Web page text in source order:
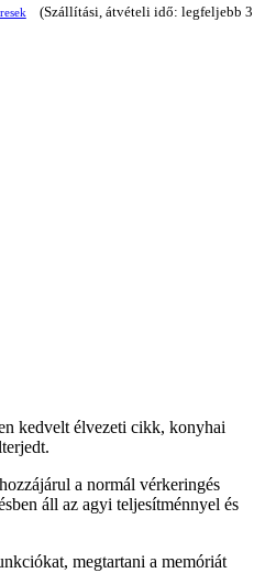
(Szállítási, átvételi idő: legfeljebb 3
kedvelt élvezeti cikk, konyhai
a normál vérkeringés
áll az agyi teljesítménnyel és
megtartani a memóriát